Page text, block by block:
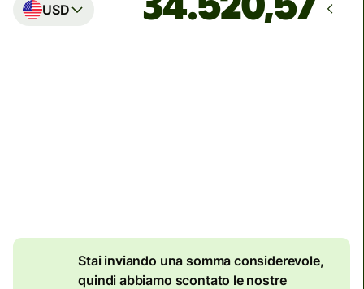
USD
Stai inviando una somma considerevole,
quindi abbiamo scontato le nostre